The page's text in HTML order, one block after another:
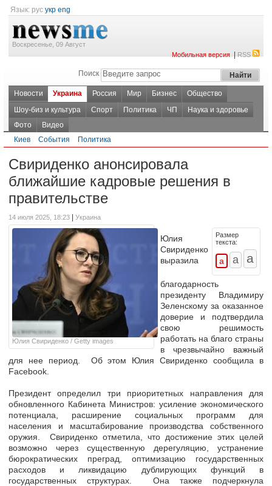
Язык: рус укр eng
Воскресенье, 09 Август
Мобильная версия|RSS
Поиск
Новости Украина Россия Мир Бизнес
Общество
Шоу-биз и культура
Спорт Политика ЧП
Наука и здоровье
Фото
Видео
Киев
События Политика
Свириденко анонсировала
ближайшие кадровые решения в
правительстве
14 июля 2025, 18:23 Украина
Юлия Свириденко / Getty images
Размер
текста:
Юлия
Свириденко
выразила
благодарность
президенту Владимиру
Зеленскому за оказанное
доверие и подтвердила
свою решимость
работать на благо страны
в чрезвычайно важный
для нее период. Об этом Юлия Свириденко сообщила в
Facebook.
Президент определил три приоритетных направления для
обновленного Кабинета Министров: усиление экономического
потенциала, расширение социальных программ для
населения и масштабирование производства собственного
оружия. Свириденко отметила, что достижение этих целей
возможно через существенную дерегуляцию, устранение
бюрократических преград, оптимизацию государственных
расходов и ликвидацию дублирующих функций в
государственных структурах. Она также подчеркнула